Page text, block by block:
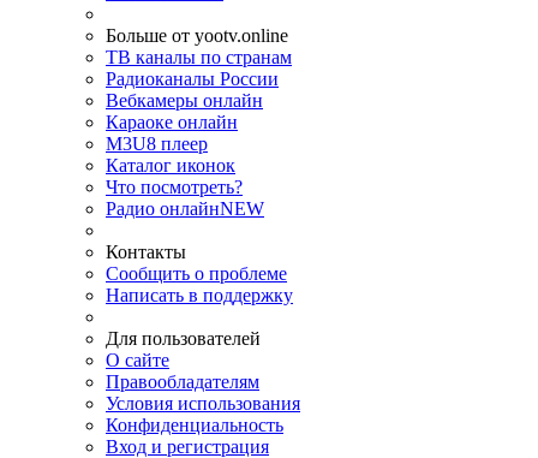
Больше от yootv.online
ТВ каналы по странам
Радиоканалы России
Вебкамеры онлайн
Караоке онлайн
M3U8 плеер
Каталог иконок
Что посмотреть?
Радио онлайнNEW
Контакты
Сообщить о проблеме
Написать в поддержку
Для пользователей
О сайте
Правообладателям
Условия использования
Конфиденциальность
Вход и регистрация